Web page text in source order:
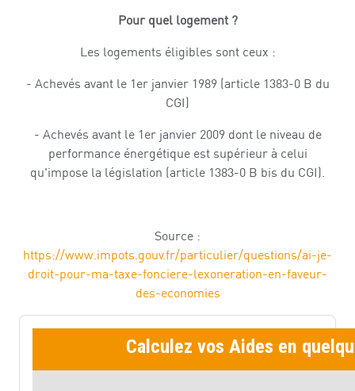
Pour quel logement ?
Les logements éligibles sont ceux :
- Achevés avant le 1er janvier 1989 (article 1383-0 B du
CGI)
- Achevés avant le 1er janvier 2009 dont le niveau de
performance énergétique est supérieur à celui
qu'impose la législation (article 1383-0 B bis du CGI).
Source :
https://www.impots.gouv.fr/particulier/questions/ai-je-
droit-pour-ma-taxe-fonciere-lexoneration-en-faveur-
des-economies